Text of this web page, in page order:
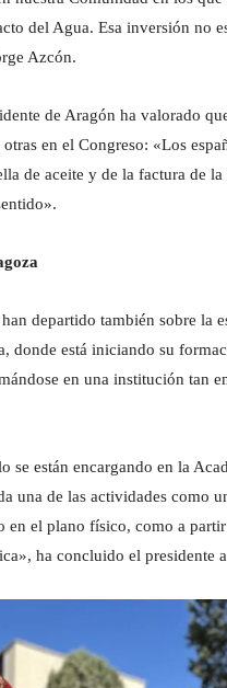
del Agua. Esa inversión no
Azcón.
de Aragón ha valorado
en el Congreso: «Los
de aceite y de la factura de
departido también sobre la
donde está iniciando su
en una institución tan
se están encargando en la
una de las actividades como
en el plano físico, como a
ha concluido el presidente